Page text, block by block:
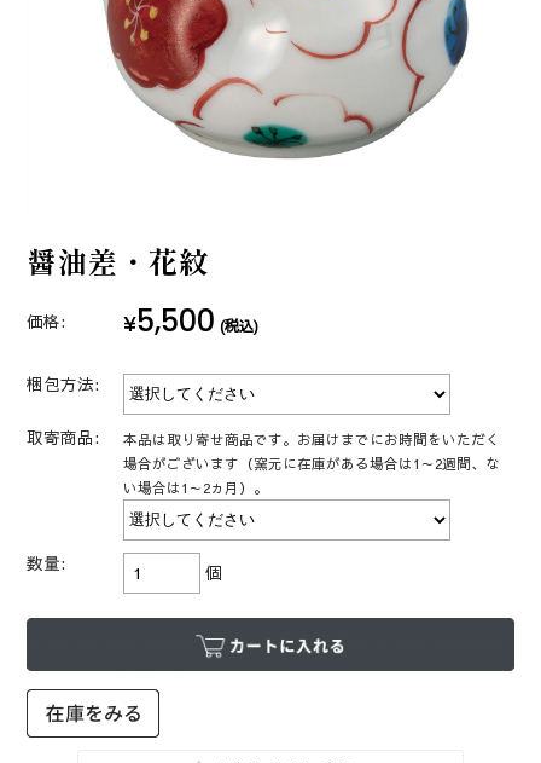
醤油差・花紋
価格: ¥5,500 (税込)
梱包方法:
取寄商品:
本品は取り寄せ商品です。お届けまでにお時間をいただく
場合がございます（窯元に在庫がある場合は1～2週間、な
い場合は1～2ヵ月）。
数量: 個